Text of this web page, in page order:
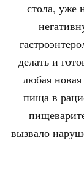
стола, уже
делать и
любая
пища в
вызвало